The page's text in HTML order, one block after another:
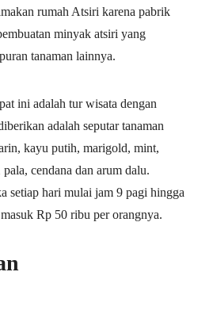
rumah Atsiri karena pabrik
minyak atsiri yang
tanaman lainnya.
ini adalah tur wisata dengan
adalah seputar tanaman
kayu putih, marigold, mint,
cendana dan arum dalu.
setiap hari mulai jam 9 pagi hingga
Rp 50 ribu per orangnya.